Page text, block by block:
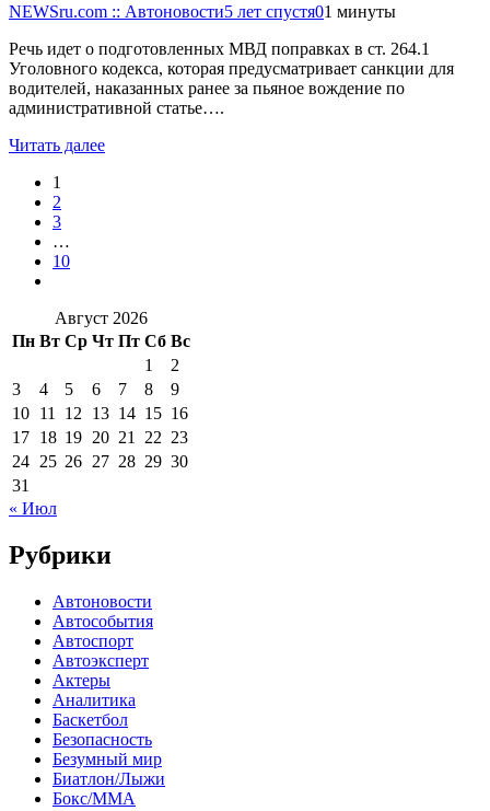
NEWSru.com :: Автоновости5 лет спустя01 минуты
Речь идет о подготовленных МВД поправках в ст. 264.1
Уголовного кодекса, которая предусматривает санкции для
водителей, наказанных ранее за пьяное вождение по
административной статье….
Читать далее
1
2
3
…
10
Август 2026
Пн Вт Ср Чт Пт Сб Вс
1
2
3
4 5 6 7 8
9
10 11 12 13 14 15 16
17 18 19 20 21 22 23
24 25 26 27 28 29 30
31
« Июл
Рубрики
Автоновости
Автособытия
Автоспорт
Автоэксперт
Актеры
Аналитика
Баскетбол
Безопасность
Безумный мир
Биатлон/Лыжи
Бокс/MMA